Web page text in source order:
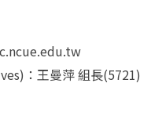
：王曼萍 組長(5721)